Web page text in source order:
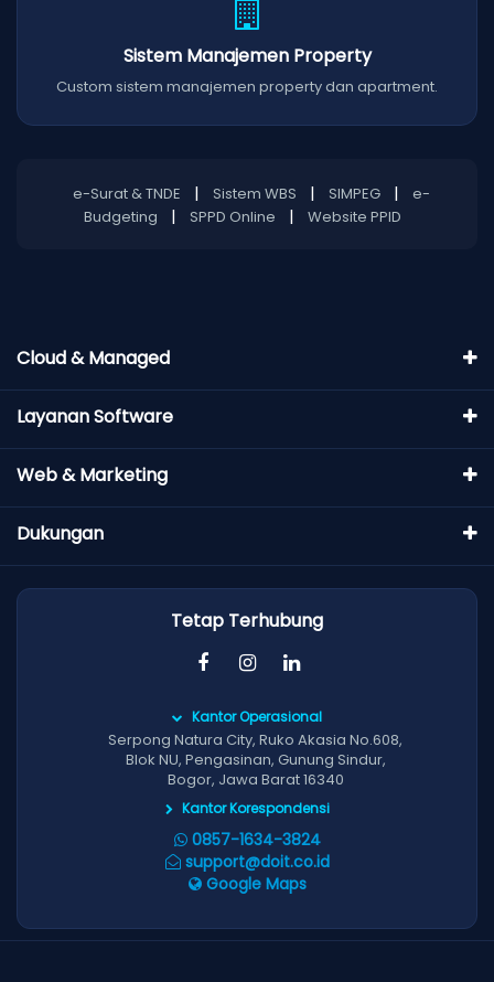
Sistem Manajemen Property
Custom sistem manajemen property dan apartment.
e-Surat & TNDE | Sistem WBS | SIMPEG |
e-
Budgeting
| SPPD Online | Website PPID
Cloud & Managed
Layanan Software
Web & Marketing
Dukungan
Tetap Terhubung
Kantor Operasional
Serpong Natura City, Ruko Akasia No.608,
Blok NU, Pengasinan, Gunung Sindur,
Bogor, Jawa Barat 16340
Kantor Korespondensi
0857-1634-3824
support@doit.co.id
Google Maps